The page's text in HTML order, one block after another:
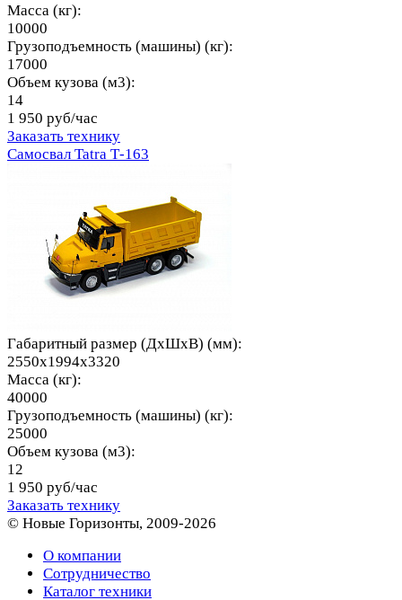
Масса (кг):
10000
Грузоподъемность (машины) (кг):
17000
Объем кузова (м3):
14
1 950 руб/час
Заказать технику
Самосвал Tatra Т-163
Габаритный размер (ДхШхВ) (мм):
2550x1994x3320
Масса (кг):
40000
Грузоподъемность (машины) (кг):
25000
Объем кузова (м3):
12
1 950 руб/час
Заказать технику
© Новые Горизонты, 2009-2026
О компании
Сотрудничество
Каталог техники